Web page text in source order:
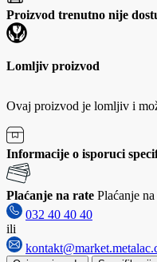
Proizvod trenutno nije
Lomljiv proizvod
Ovaj proizvod je lomljiv i
Informacije o isporuci
Plaćanje na rate Plaćanje
032 40 40 40
ili